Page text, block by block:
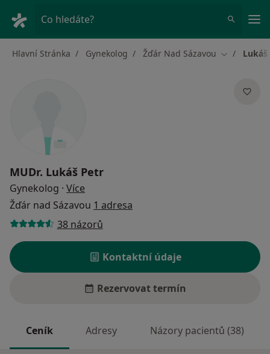
Co hledáte?
Hlavní Stránka Gynekolog Žďár Nad Sázavou Změna
MUDr. Lukáš Petr
Gynekolog · Více
Žďár nad Sázavou 1 adresa
38 názorů
Kontaktní údaje
Rezervovat termín
Ceník Adresy Názory pacientů (38)